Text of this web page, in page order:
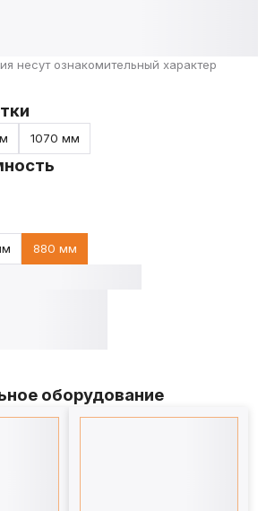
несут ознакомительный характер
1070 мм
880 мм
оборудование